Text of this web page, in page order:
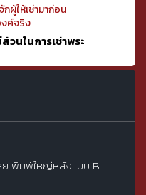
ผู้ให้เช่ามาก่อน
งค์จริง
วนในการเช่าพระ
ย์ พิมพ์ใหญ่หลังแบบ B